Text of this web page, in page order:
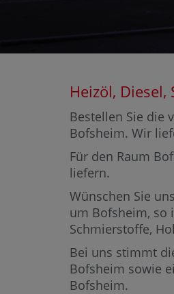
Heizöl,
Bestellen Sie die
Bofsheim. Wir
Für den Raum
liefern.
Wünschen Sie
um Bofsheim, so
Schmierstoffe,
Bei uns stimmt
Bofsheim sowie
Bofsheim.